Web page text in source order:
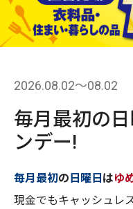
2026.08.02〜08.02
毎月最初の
ンデー!
毎月最初の 日曜日 はゆ
現金でもキャッシュレ